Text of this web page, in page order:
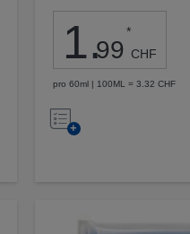
1.99
*
CHF
pro 60ml | 100ML = 3.32 CHF
Auf